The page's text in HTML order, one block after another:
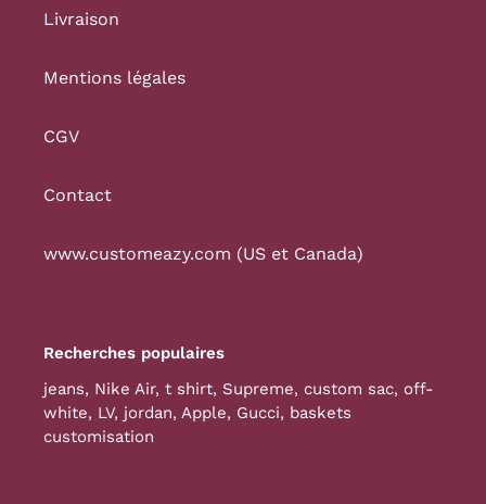
Livraison
Mentions légales
CGV
Contact
www.customeazy.com (US et Canada)
Recherches populaires
jeans, Nike Air, t shirt, Supreme, custom sac, off-
white, LV, jordan, Apple, Gucci, baskets
customisation